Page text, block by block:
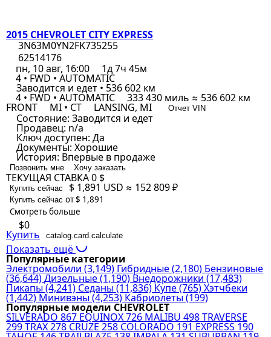
2015 CHEVROLET CITY EXPRESS
3N63M0YN2FK735255
62514176
пн, 10 авг, 16:00
1д 7ч 45м
4 • FWD • AUTOMATIC
Заводится и едет • 536 602 км
4 • FWD • AUTOMATIC 333 430 миль ≈ 536 602 км
FRONT MI • CT LANSING, MI Отчет VIN
Состояние: Заводится и едет
Продавец: n/a
Ключ доступен: Да
Документы: Хорошие
История: Впервые в продаже
Позвонить мне Хочу заказать
ТЕКУЩАЯ СТАВКА0 $
Купить сейчас $ 1,891 USD ≈ 152 809 ₽
Купить сейчас от $ 1,891
Смотреть больше
$0
Купить catalog.card.calculate
Показать ещё
Популярные категории
Электромобили (3,149) Гибридные(2,180) Бензиновые
(36,644)Дизельные(1,190) Внедорожники (17,483)
Пикапы(4,241) Седаны(11,836)Купе(765)Хэтчбеки
(1,442) Минивэны(4,253) Кабриолеты(199)
Популярные модели CHEVROLET
SILVERADO 867 EQUINOX726 MALIBU 498TRAVERSE
299TRAX278 CRUZE 258 COLORADO 191 EXPRESS 190